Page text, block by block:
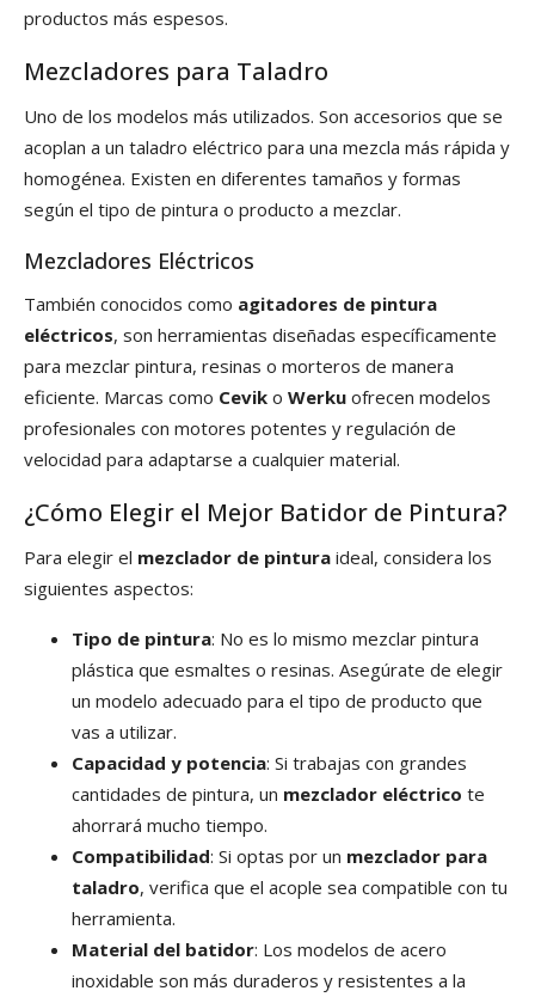
productos más espesos.
Mezcladores para Taladro
Uno de los modelos más utilizados. Son accesorios que se
acoplan a un taladro eléctrico para una mezcla más rápida y
homogénea. Existen en diferentes tamaños y formas
según el tipo de pintura o producto a mezclar.
Mezcladores Eléctricos
También conocidos como agitadores de pintura
eléctricos, son herramientas diseñadas específicamente
para mezclar pintura, resinas o morteros de manera
eficiente. Marcas como Cevik o Werku ofrecen modelos
profesionales con motores potentes y regulación de
velocidad para adaptarse a cualquier material.
¿Cómo Elegir el Mejor Batidor de Pintura?
Para elegir el mezclador de pintura ideal, considera los
siguientes aspectos:
Tipo de pintura: No es lo mismo mezclar pintura
plástica que esmaltes o resinas. Asegúrate de elegir
un modelo adecuado para el tipo de producto que
vas a utilizar.
Capacidad y potencia: Si trabajas con grandes
cantidades de pintura, un mezclador eléctrico te
ahorrará mucho tiempo.
Compatibilidad: Si optas por un mezclador para
taladro, verifica que el acople sea compatible con tu
herramienta.
Material del batidor: Los modelos de acero
inoxidable son más duraderos y resistentes a la